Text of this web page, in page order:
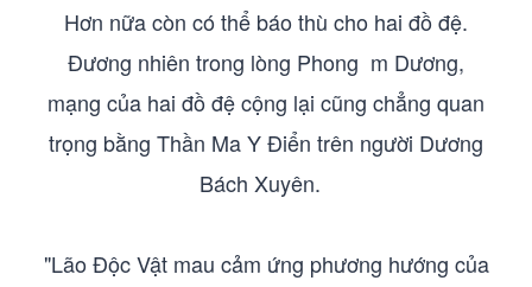
Hơn nữa còn có thể báo thù cho hai đồ đệ.
Đương nhiên trong lòng Phong m Dương,
mạng của hai đồ đệ cộng lại cũng chẳng quan
trọng bằng Thần Ma Y Điển trên người Dương
Bách Xuyên.
"Lão Độc Vật mau cảm ứng phương hướng của